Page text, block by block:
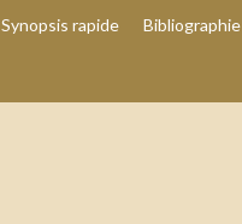
Synopsis rapide Bibliographie